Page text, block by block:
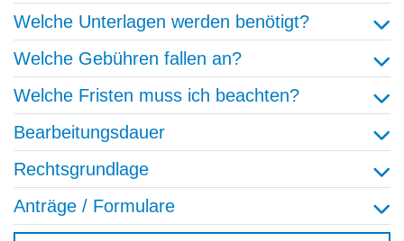
Welche Unterlagen werden benötigt?
Welche Gebühren fallen an?
Welche Fristen muss ich beachten?
Bearbeitungsdauer
Rechtsgrundlage
Anträge / Formulare